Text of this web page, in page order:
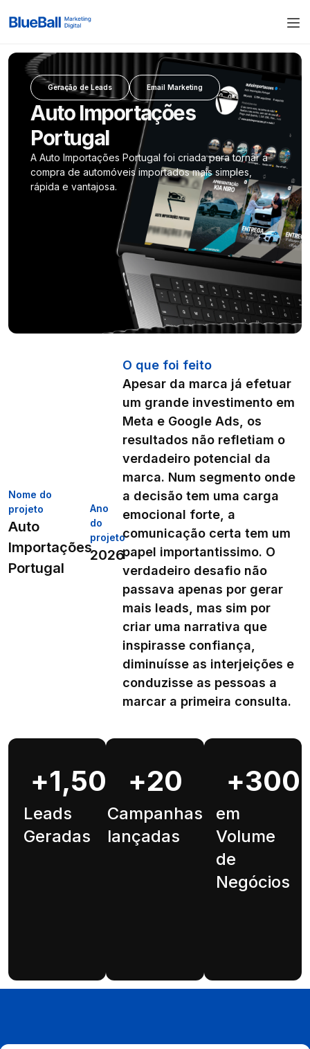
Geração de Leads Email Marketing
Auto Importações
Portugal
A Auto Importações Portugal foi criada para tornar a
compra de automóveis importados mais simples,
rápida e vantajosa.
Nome do
projeto
Auto
Importações
Portugal
Ano
do
projeto
2026
O que foi feito
Apesar da marca já efetuar
um grande investimento em
Meta e Google Ads, os
resultados não refletiam o
verdadeiro potencial da
marca. Num segmento onde
a decisão tem uma carga
emocional forte, a
comunicação certa tem um
papel importantissimo. O
verdadeiro desafio não
passava apenas por gerar
mais leads, mas sim por
criar uma narrativa que
inspirasse confiança,
diminuísse as interjeições e
conduzisse as pessoas a
marcar a primeira consulta.
Leads
Geradas
+1,500
Campanhas
lançadas
+20
em
Volume
de
Negócios
+300